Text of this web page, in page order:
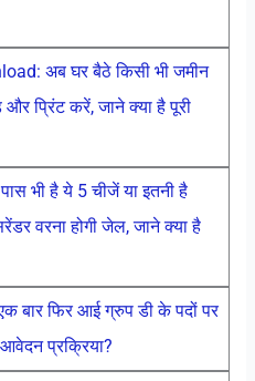
अब घर बैठे किसी भी जमीन
और प्रिंट करें, जाने क्या है पूरी
भी है ये 5 चीजें या इतनी है
वरना होगी जेल, जाने क्या है
बार फिर आई ग्रुप डी के पदों पर
आवेदन प्रक्रिया?